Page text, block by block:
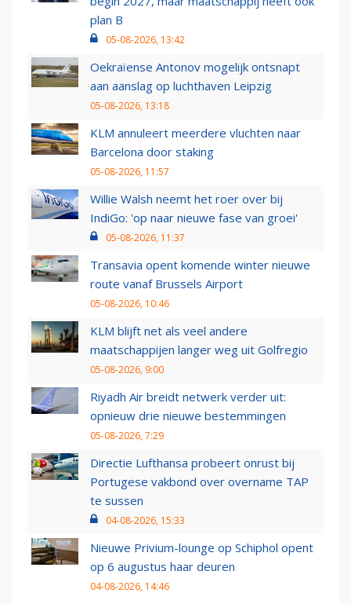
plan B
05-08-2026, 13:42
Oekraïense Antonov mogelijk ontsnapt
aan aanslag op luchthaven Leipzig
05-08-2026, 13:18
KLM annuleert meerdere vluchten naar
Barcelona door staking
05-08-2026, 11:57
Willie Walsh neemt het roer over bij
IndiGo: 'op naar nieuwe fase van groei'
05-08-2026, 11:37
Transavia opent komende winter nieuwe
route vanaf Brussels Airport
05-08-2026, 10:46
KLM blijft net als veel andere
maatschappijen langer weg uit Golfregio
05-08-2026, 9:00
Riyadh Air breidt netwerk verder uit:
opnieuw drie nieuwe bestemmingen
05-08-2026, 7:29
Directie Lufthansa probeert onrust bij
Portugese vakbond over overname TAP
te sussen
04-08-2026, 15:33
Nieuwe Privium-lounge op Schiphol opent
op 6 augustus haar deuren
04-08-2026, 14:46